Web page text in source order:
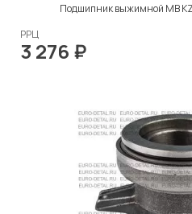
Подшипник выжимной МВ
РРЦ
3 276 ₽